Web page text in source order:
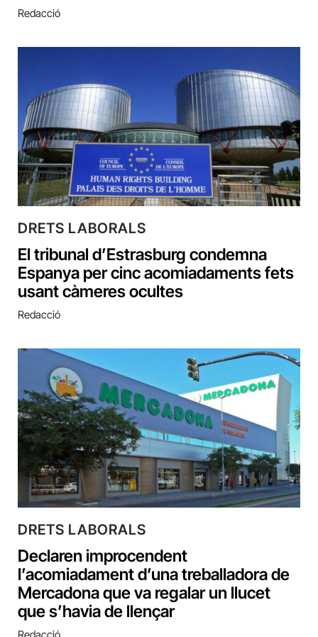
Redacció
DRETS LABORALS
El tribunal d’Estrasburg condemna
Espanya per cinc acomiadaments fets
usant càmeres ocultes
Redacció
DRETS LABORALS
Declaren improcendent
l’acomiadament d’una treballadora de
Mercadona que va regalar un llucet
que s’havia de llençar
Redacció